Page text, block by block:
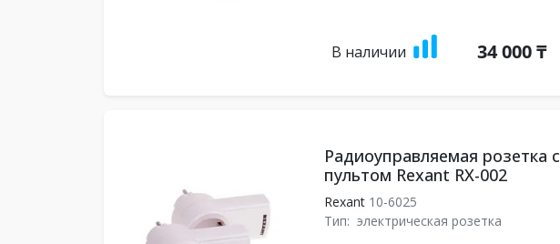
В наличии 34 000 ₸
Радиоуправляемая розетка c
пультом Rexant RX-002
Rexant10-6025
Тип: электрическая розетка